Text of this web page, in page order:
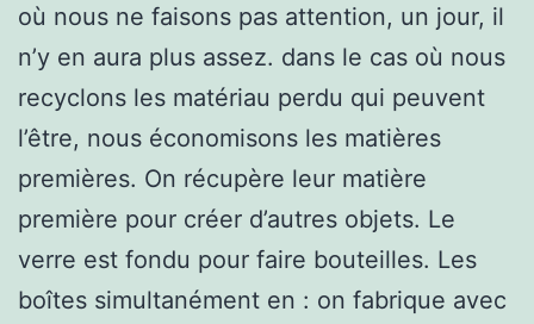
où nous ne faisons pas attention, un jour, il
n’y en aura plus assez. dans le cas où nous
recyclons les matériau perdu qui peuvent
l’être, nous économisons les matières
premières. On récupère leur matière
première pour créer d’autres objets. Le
verre est fondu pour faire bouteilles. Les
boîtes simultanément en : on fabrique avec